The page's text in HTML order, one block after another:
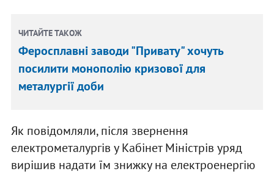
ЧИТАЙТЕ ТАКОЖ
Феросплавні заводи "Привату" хочуть
посилити монополію кризової для
металургії доби
Як повідомляли, після звернення
електрометалургів у Кабінет Міністрів уряд
вирішив надати їм знижку на електроенергію